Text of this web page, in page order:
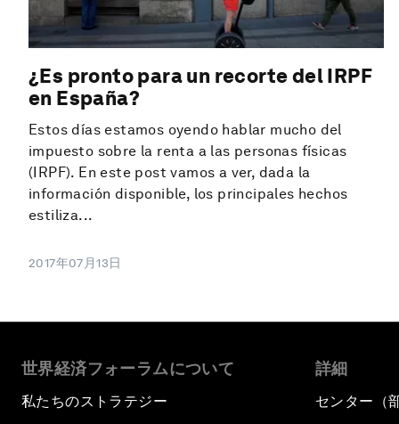
¿Es pronto para un recorte del IRPF
en España?
Estos días estamos oyendo hablar mucho del
impuesto sobre la renta a las personas físicas
(IRPF). En este post vamos a ver, dada la
información disponible, los principales hechos
estiliza...
2017年07月13日
世界経済フォーラムについて
私たちのストラテジー
詳細
センター（